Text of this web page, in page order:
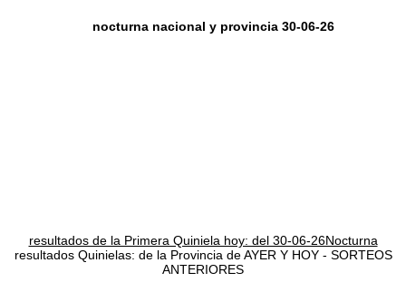
nocturna nacional y provincia 30-06-26
resultados de la Primera Quiniela hoy: del 30-06-26Nocturna
resultados Quinielas: de la Provincia de AYER Y HOY - SORTEOS
ANTERIORES